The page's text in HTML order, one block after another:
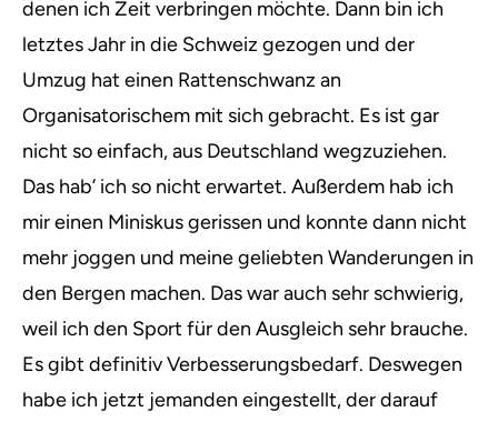
denen ich Zeit verbringen möchte. Dann bin ich
letztes Jahr in die Schweiz gezogen und der
Umzug hat einen Rattenschwanz an
Organisatorischem mit sich gebracht. Es ist gar
nicht so einfach, aus Deutschland wegzuziehen.
Das hab’ ich so nicht erwartet. Außerdem hab ich
mir einen Miniskus gerissen und konnte dann nicht
mehr joggen und meine geliebten Wanderungen in
den Bergen machen. Das war auch sehr schwierig,
weil ich den Sport für den Ausgleich sehr brauche.
Es gibt definitiv Verbesserungsbedarf. Deswegen
habe ich jetzt jemanden eingestellt, der darauf